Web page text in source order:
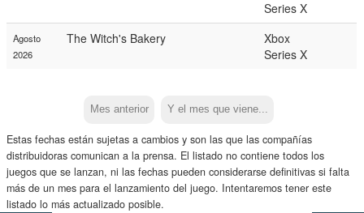
Series X
Agosto
2026
The Witch's Bakery
Xbox
Series X
Mes anterior Y el mes que viene...
Estas fechas están sujetas a cambios y son las que las compañías
distribuidoras comunican a la prensa. El listado no contiene todos los
juegos que se lanzan, ni las fechas pueden considerarse definitivas si falta
más de un mes para el lanzamiento del juego. Intentaremos tener este
listado lo más actualizado posible.